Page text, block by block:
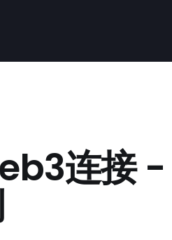
连接 -